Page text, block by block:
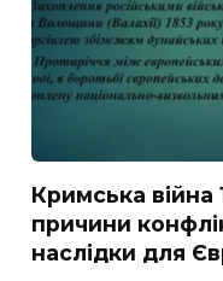
Кримська війна
причини
наслідки для